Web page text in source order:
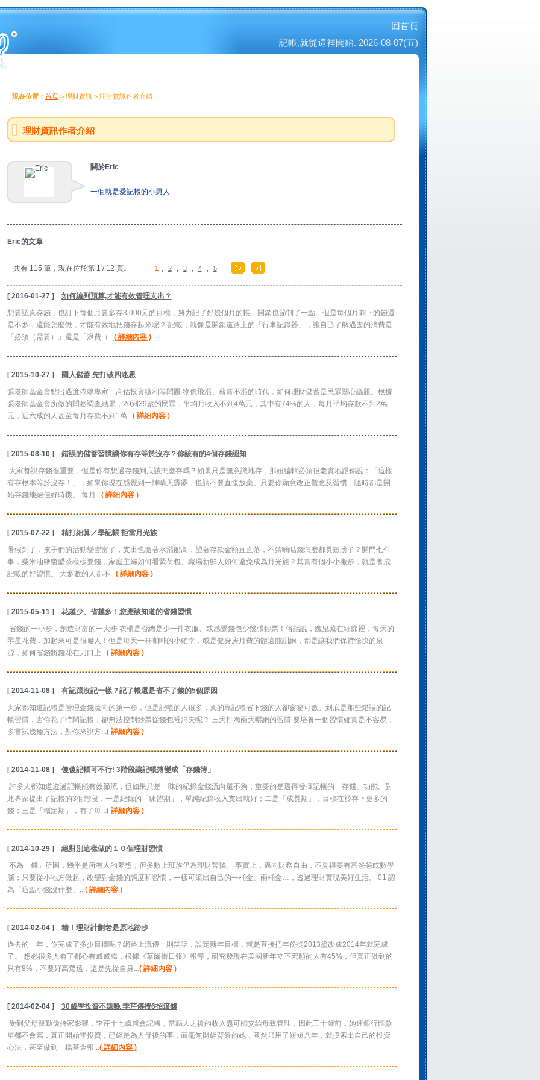
回首頁
記帳,就從這裡開始. 2026-08-07(五)
現在位置： 首頁> 理財資訊 > 理財資訊作者介紹
理財資訊作者介紹
關於Eric
一個就是愛記帳的小男人
Eric的文章
共有 115 筆，現在位於第 1 / 12 頁。 1 2 3 4 5
[ 2016-01-27 ]
如何編列預算,才能有效管理支出？
想要認真存錢，也訂下每個月要多存3,000元的目標，努力記了好幾個月的帳，開銷也節制了一點，但是每個月剩下的錢還
是不多，還能怎麼做，才能有效地把錢存起來呢？ 記帳，就像是開銷道路上的「行車記錄器」，讓自己了解過去的消費是
「必須（需要）」還是「浪費（...( 詳細內容 )
[ 2015-10-27 ]
國人儲蓄 先打破四迷思
張老師基金會點出過度依賴專家、高估投資獲利等問題 物價飛漲、薪資不漲的時代，如何理財儲蓄是民眾關心議題。根據
張老師基金會所做的問卷調查結果，20到39歲的民眾，平均月收入不到4萬元，其中有74%的人，每月平均存款不到2萬
元，近六成的人甚至每月存款不到1萬...( 詳細內容 )
[ 2015-08-10 ]
錯誤的儲蓄習慣讓你有存等於沒存？你該有的4個存錢認知
大家都說存錢很重要，但是你有想過存錢到底該怎麼存嗎？如果只是無意識地存，那妞編輯必須很老實地跟你說：「這樣
有存根本等於沒存！」，如果你現在感覺到一陣晴天霹靂，也請不要直接放棄。只要你願意改正觀念及習慣，隨時都是開
始存錢地絕佳好時機。 每月...( 詳細內容 )
[ 2015-07-22 ]
精打細算／學記帳 拒當月光族
暑假到了，孩子們的活動變豐富了，支出也隨著水漲船高，望著存款金額直直落，不禁嘀咕錢怎麼都長翅膀了？開門七件
事，柴米油鹽醬醋茶樣樣要錢，家庭主婦如何看緊荷包、職場新鮮人如何避免成為月光族？其實有個小小撇步，就是養成
記帳的好習慣。 大多數的人都不...( 詳細內容 )
[ 2015-05-11 ]
花越少、省越多！您應該知道的省錢習慣
省錢的一小步，創造財富的一大步 衣櫃是否總是少一件衣服、或感覺錢包少幾張鈔票！俗話說，魔鬼藏在細節裡，每天的
零星花費，加起來可是很嚇人！但是每天一杯咖啡的小確幸，或是健身房月費的體適能訓練，都是讓我們保持愉快的泉
源，如何省錢將錢花在刀口上...( 詳細內容 )
[ 2014-11-08 ]
有記跟沒記一樣？記了帳還是省不了錢的5個原因
大家都知道記帳是管理金錢流向的第一步，但是記帳的人很多，真的靠記帳省下錢的人卻寥寥可數。到底是那些錯誤的記
帳習慣，害你花了時間記帳，卻無法控制鈔票從錢包裡消失呢？ 三天打漁兩天曬網的習慣 要培養一個習慣確實是不容易，
多嘗試幾種方法，對你來說方...( 詳細內容 )
[ 2014-11-08 ]
傻傻記帳可不行! 3階段讓記帳簿變成「存錢簿」
許多人都知道透過記帳能有效節流，但如果只是一味的紀錄金錢流向還不夠，重要的是還得發揮記帳的「存錢」功能。對
此專家提出了記帳的3個階段，一是紀錄的「練習期」，單純紀錄收入支出就好；二是「成長期」，目標在於存下更多的
錢；三是「穩定期」，有了每...( 詳細內容 )
[ 2014-10-29 ]
絕對別這樣做的１０個理財習慣
不為「錢」所困，幾乎是所有人的夢想，但多數上班族仍為理財苦惱。 事實上，邁向財務自由，不見得要有富爸爸或數學
腦；只要從小地方做起，改變對金錢的態度和習慣，一樣可滾出自己的一桶金、兩桶金…，透過理財實現美好生活。 01 認
為「這點小錢沒什麼」...( 詳細內容 )
[ 2014-02-04 ]
糟！理財計劃老是原地踏步
過去的一年，你完成了多少目標呢？網路上流傳一則笑話，設定新年目標，就是直接把年份從2013塗改成2014年就完成
了。 想必很多人看了都心有戚戚焉，根據《華爾街日報》報導，研究發現在美國新年立下宏願的人有45%，但真正做到的
只有8%，不要好高騖遠，還是先從自身...( 詳細內容 )
[ 2014-02-04 ]
30歲學投資不嫌晚 季芹傳授6招滾錢
受到父母親勤儉持家影響，季芹十七歲就會記帳，當藝人之後的收入盡可能交給母親管理，因此三十歲前，她連銀行匯款
單都不會寫，真正開始學投資，已經是為人母後的事，而毫無財經背景的她，竟然只用了短短八年，就摸索出自己的投資
心法，甚至做到一檔基金報...( 詳細內容 )